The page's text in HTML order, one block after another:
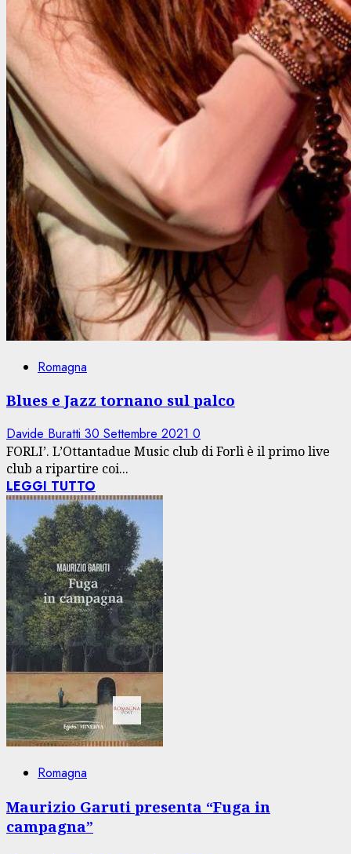
Romagna
Blues e Jazz tornano sul palco
Davide Buratti 30 Settembre 2021 0
FORLI’. L’Ottantadue Music club di Forlì è il primo live
club a ripartire coi...
LEGGI TUTTO
Romagna
Maurizio Garuti presenta “Fuga in
campagna”